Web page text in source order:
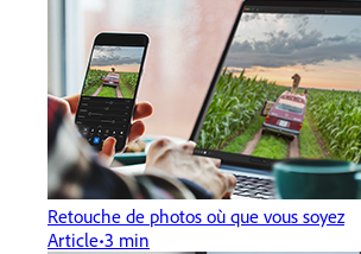
Retouche de photos où que vous soyez
Article 3 min